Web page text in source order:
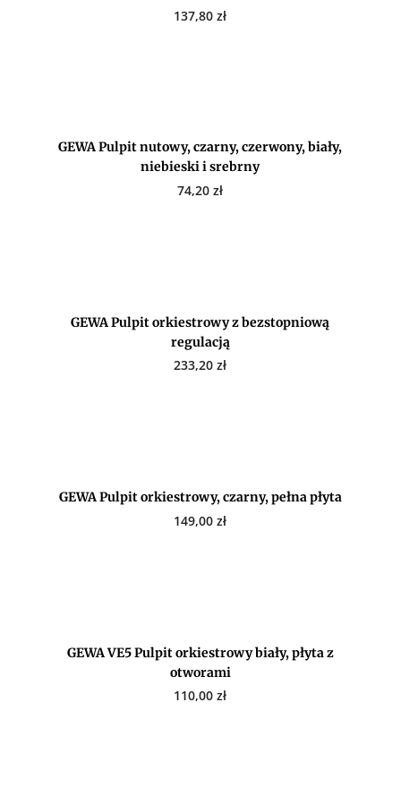
137,80zł
GEWA Pulpit nutowy, czarny, czerwony, biały,
niebieski i srebrny
74,20zł
GEWA Pulpit orkiestrowy z bezstopniową
regulacją
233,20zł
GEWA Pulpit orkiestrowy, czarny, pełna płyta
149,00zł
GEWA VE5 Pulpit orkiestrowy biały, płyta z
otworami
110,00zł